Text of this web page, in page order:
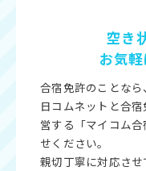
空き
お気
合宿免許のことな
日コムネットと合
営する「マイコム
せください。
親切丁寧に対応さ